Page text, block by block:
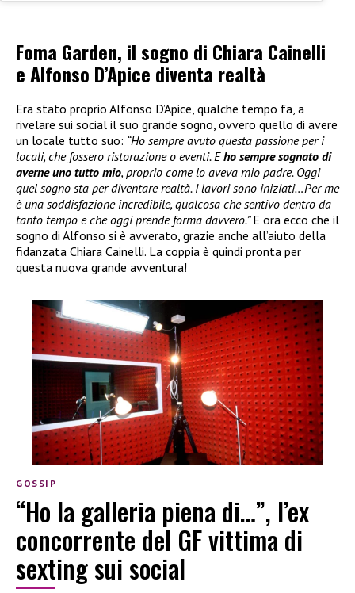
Foma Garden, il sogno di Chiara Cainelli
e Alfonso D’Apice diventa realtà
Era stato proprio Alfonso D’Apice, qualche tempo fa, a
rivelare sui social il suo grande sogno, ovvero quello di avere
un locale tutto suo: “Ho sempre avuto questa passione per i
locali, che fossero ristorazione o eventi. Eho sempre sognato di
averne uno tutto mio, proprio come lo aveva mio padre. Oggi
quel sogno sta per diventare realtà. I lavori sono iniziati…Per me
è una soddisfazione incredibile, qualcosa che sentivo dentro da
tanto tempo e che oggi prende forma davvero.”E ora ecco che il
sogno di Alfonso si è avverato, grazie anche all’aiuto della
fidanzata Chiara Cainelli. La coppia è quindi pronta per
questa nuova grande avventura!
GOSSIP
“Ho la galleria piena di…”, l’ex
concorrente del GF vittima di
sexting sui social